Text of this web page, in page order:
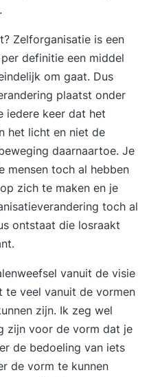
Zelforganisatie is een
definitie een middel
om gaat. Dus
plaatst onder
iedere keer dat het
het licht en niet de
daarnaartoe. Je
mensen toch al hebben
zich te maken en je
toch al
ontstaat die losraakt
vanuit de visie
te veel vanuit de vormen
zijn. Ik zeg wel
zijn voor de vorm dat je
de bedoeling van iets
de vorm te kunnen